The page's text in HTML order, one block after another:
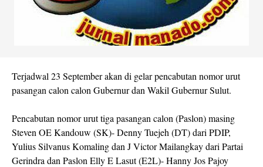
Terjadwal 23 September akan di gelar pencabutan nomor urut
pasangan calon calon Gubernur dan Wakil Gubernur Sulut.
Pencabutan nomor urut tiga pasangan calon (Paslon) masing
Steven OE Kandouw (SK)- Denny Tuejeh (DT) dari PDIP,
Yulius Silvanus Komaling dan J Victor Mailangkay dari Partai
Gerindra dan Paslon Elly E Lasut (E2L)- Hanny Jos Pajoy